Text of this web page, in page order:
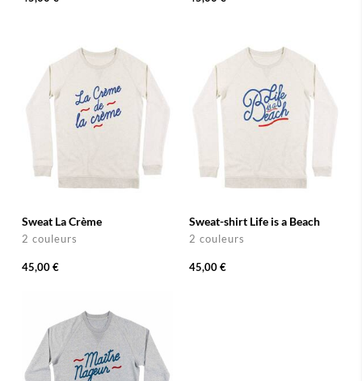
Sweat La Crème
2 couleurs
45,00 €
Sweat-shirt Life is a Beach
2 couleurs
45,00 €